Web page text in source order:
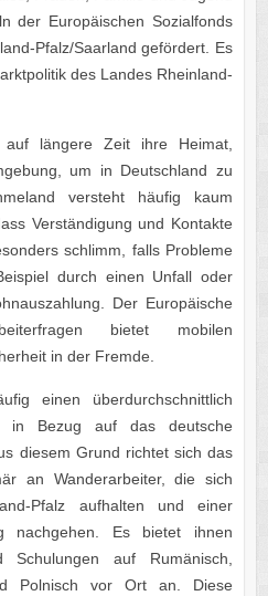
der Europäischen Sozialfonds
Pfalz/Saarland gefördert. Es
des Landes Rheinland-
auf längere Zeit ihre Heimat,
um in Deutschland zu
versteht häufig kaum
Verständigung und Kontakte
schlimm, falls Probleme
durch einen Unfall oder
Der Europäische
bietet mobilen
in der Fremde.
einen überdurchschnittlich
in Bezug auf das deutsche
diesem Grund richtet sich das
an Wanderarbeiter, die sich
Pfalz aufhalten und einer
nachgehen. Es bietet ihnen
Schulungen auf Rumänisch,
Polnisch vor Ort an. Diese